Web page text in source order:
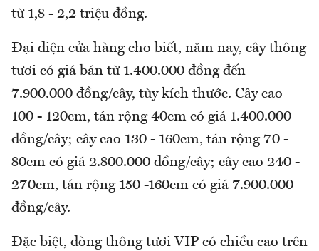
từ 1,8 - 2,2 triệu đồng.
Đại diện cửa hàng cho biết, năm nay, cây thông
tươi có giá bán từ 1.400.000 đồng đến
7.900.000 đồng/cây, tùy kích thước. Cây cao
100 - 120cm, tán rộng 40cm có giá 1.400.000
đồng/cây; cây cao 130 - 160cm, tán rộng 70 -
80cm có giá 2.800.000 đồng/cây; cây cao 240 -
270cm, tán rộng 150 -160cm có giá 7.900.000
đồng/cây.
Đặc biệt, dòng thông tươi VIP có chiều cao trên